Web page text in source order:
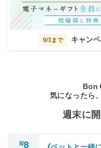
9/3まで キャン
Bon
気になったら
週末に
8/8